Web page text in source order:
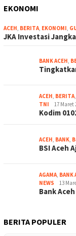
EKONOMI
ACEH, BERITA, EKONOMI,
JKA Investasi
BANK ACEH,
ACEH, BERITA,
TNI
17 Maret
Kodim
ACEH, BANK,
BSI Aceh
AGAMA, BANK
NEWS
13
Bank
BERITA POPULER